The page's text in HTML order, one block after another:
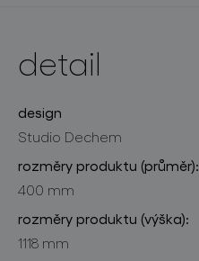
detail
design
Studio Dechem
rozměry produktu (průměr):
400 mm
rozměry produktu (výška):
1118 mm